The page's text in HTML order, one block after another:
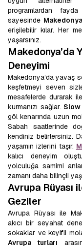
programlardan
sayesinde
erişilebilir kılar. Her
yaşarsınız.
Makedonya’da
Deneyimi
Makedonya’da yavaş
keşfetmeyi seven
mesafelerde durarak
kurmanızı sağlar.
göl kenarında uzun
Sabah saatlerinde
kendiniz belirlersiniz.
yaşamın izlerini taşır.
kalıcı deneyim
yolculuğa samimi
zamanı daha bilinçli
Avrupa Rüyası
Geziler
Avrupa Rüyası ile
akıcı bir seyahat
sokaklar ve keyifli
Avrupa turları